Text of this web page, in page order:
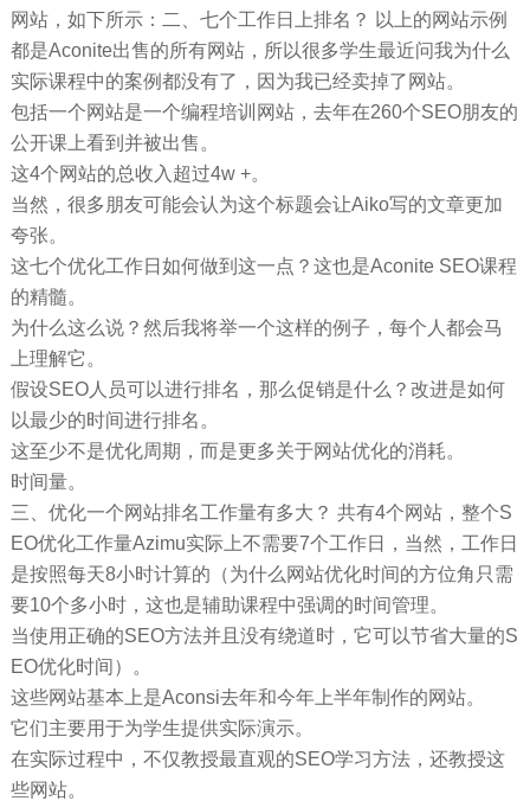
网站，如下所示：二、七个工作日上排名？ 以上的网站示例
都是Aconite出售的所有网站，所以很多学生最近问我为什么
实际课程中的案例都没有了，因为我已经卖掉了网站。
包括一个网站是一个编程培训网站，去年在260个SEO朋友的
公开课上看到并被出售。
这4个网站的总收入超过4w +。
当然，很多朋友可能会认为这个标题会让Aiko写的文章更加
夸张。
这七个优化工作日如何做到这一点？这也是Aconite SEO课程
的精髓。
为什么这么说？然后我将举一个这样的例子，每个人都会马
上理解它。
假设SEO人员可以进行排名，那么促销是什么？改进是如何
以最少的时间进行排名。
这至少不是优化周期，而是更多关于网站优化的消耗。
时间量。
三、优化一个网站排名工作量有多大？ 共有4个网站，整个S
EO优化工作量Azimu实际上不需要7个工作日，当然，工作日
是按照每天8小时计算的（为什么网站优化时间的方位角只需
要10个多小时，这也是辅助课程中强调的时间管理。
当使用正确的SEO方法并且没有绕道时，它可以节省大量的S
EO优化时间）。
这些网站基本上是Aconsi去年和今年上半年制作的网站。
它们主要用于为学生提供实际演示。
在实际过程中，不仅教授最直观的SEO学习方法，还教授这
些网站。